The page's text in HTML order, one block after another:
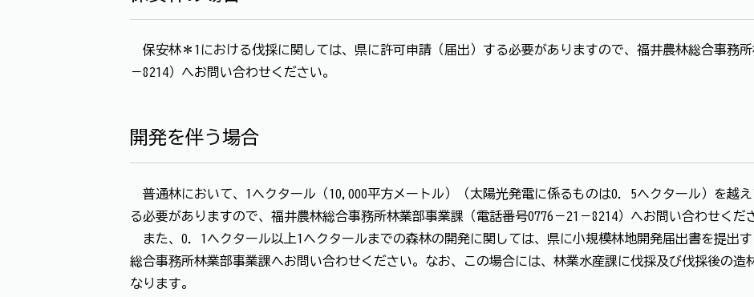
保安林＊1における伐採に関しては、県に許可申請（届出）する必要がありますので、福井農林総合事務所
－8214）へお問い合わせください。
開発を伴う場合
普通林において、1ヘクタール（10,000平方メートル）（太陽光発電に係るものは0．5ヘクタール）を越
る必要がありますので、福井農林総合事務所林業部事業課（電話番号0776－21－8214）へお問い合わせくだ
また、0．1ヘクタール以上1ヘクタールまでの森林の開発に関しては、県に小規模林地開発届出書を提出
総合事務所林業部事業課へお問い合わせください。なお、この場合には、林業水産課に伐採及び伐採後の造
なります。